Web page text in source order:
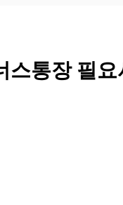
스통장 필요